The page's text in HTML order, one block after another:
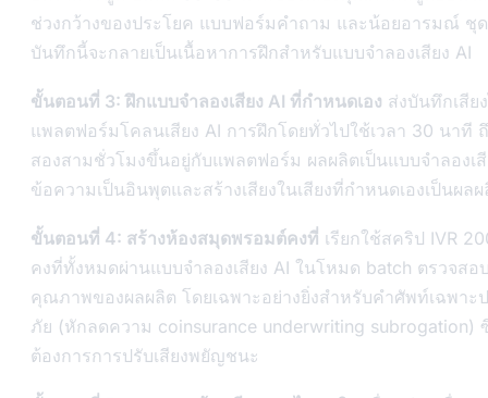
ช่วงกว้างของประโยค แบบฟอร์มคำถาม และน้อยอารมณ์ ชุ
บันทึกนี้จะกลายเป็นเนื้อหาการฝึกสำหรับแบบจำลองเสียง AI
ขั้นตอนที่ 3: ฝึกแบบจำลองเสียง AI ที่กำหนดเอง ส่งบันทึกเสีย
แพลตฟอร์มโคลนเสียง AI การฝึกโดยทั่วไปใช้เวลา 30 นาที ถึ
สองสามชั่วโมงขึ้นอยู่กับแพลตฟอร์ม ผลผลิตเป็นแบบจำลองเ
ข้อความเป็นอินพุตและสร้างเสียงในเสียงที่กำหนดเองเป็นผล
ขั้นตอนที่ 4: สร้างห้องสมุดพรอมต์คงที่ เรียกใช้สคริป IVR
คงที่ทั้งหมดผ่านแบบจำลองเสียง AI ในโหมด batch ตรวจสอ
คุณภาพของผลผลิต โดยเฉพาะอย่างยิ่งสำหรับคำศัพท์เฉพาะ
ภัย (หักลดความ coinsurance underwriting subrogation)
ต้องการการปรับเสียงพยัญชนะ